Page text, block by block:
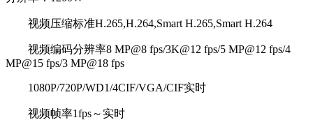
视频压缩标准H.265,H.264,Smart H.265,Smart H.264
视频编码分辨率8 MP@8 fps/3K@12 fps/5 MP@12 fps/4
MP@15 fps/3 MP@18 fps
1080P/720P/WD1/4CIF/VGA/CIF实时
视频帧率1fps～实时